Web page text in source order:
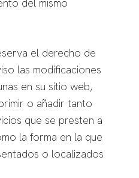
el derecho de
las modificaciones
en su sitio web,
o añadir tanto
que se presten a
la forma en la que
o localizados